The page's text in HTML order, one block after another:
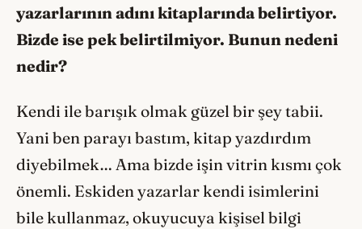
yazarlarının adını kitaplarında belirtiyor.
Bizde ise pek belirtilmiyor. Bunun nedeni
nedir?
Kendi ile barışık olmak güzel bir şey tabii.
Yani ben parayı bastım, kitap yazdırdım
diyebilmek… Ama bizde işin vitrin kısmı çok
önemli. Eskiden yazarlar kendi isimlerini
bile kullanmaz, okuyucuya kişisel bilgi